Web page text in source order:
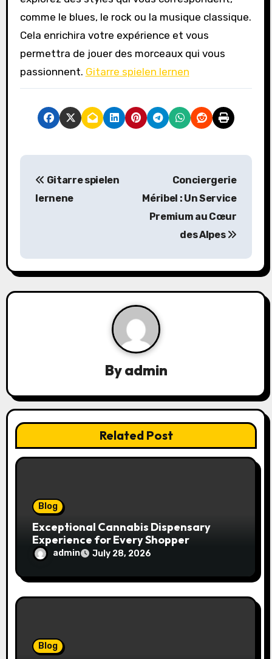
comme le blues, le rock ou la musique classique.
Cela enrichira votre expérience et vous
permettra de jouer des morceaux qui vous
passionnent. Gitarre spielen lernen
P
n
a
a
t
i
o
Gitarre spielen
lernene
Conciergerie
Méribel : Un Service
Premium au Cœur
des Alpes
Byadmin
Related Post
Blog
Exceptional Cannabis Dispensary
Experience for Every Shopper
admin July 28, 2026
Blog